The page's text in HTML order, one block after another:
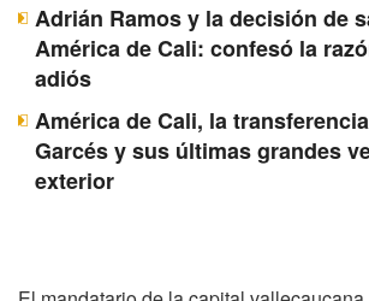
Adrián Ramos y la decisión de
América de Cali: confesó la
adiós
América de Cali, la
Garcés y sus últimas grandes
exterior